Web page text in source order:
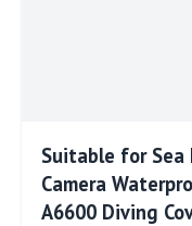
Suitable for Sea
Camera
A6600 Diving